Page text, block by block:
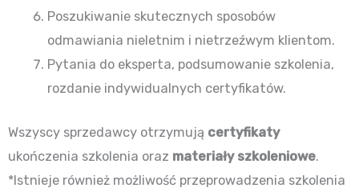
Poszukiwanie skutecznych sposobów
odmawiania nieletnim i nietrzeźwym klientom.
Pytania do eksperta, podsumowanie szkolenia,
rozdanie indywidualnych certyfikatów.
Wszyscy sprzedawcy otrzymują certyfikaty
ukończenia szkolenia oraz materiały szkoleniowe.
*Istnieje również możliwość przeprowadzenia szkolenia